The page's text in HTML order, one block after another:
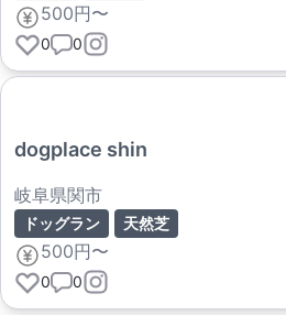
500円〜
0 0
dogplace shin
岐阜県関市
ドッグラン 天然芝
500円〜
0 0